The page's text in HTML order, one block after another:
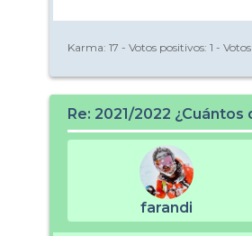
Karma: 17 - Votos positivos: 1 -
Re: 2021/2022 ¿Cuántos
farandi